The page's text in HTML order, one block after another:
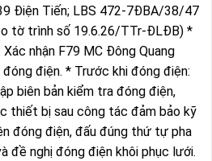
Điện Tiến; LBS 472-7ĐBA/38/47
tờ trình số 19.6.26/TTr-ĐLĐB) *
nhận F79 MC Đông Quang
điện. * Trước khi đóng điện:
biên bản kiểm tra đóng điện,
thiết bị sau công tác đảm bảo kỹ
đóng điện, đấu đúng thứ tự pha
đề nghị đóng điện khôi phục lưới.